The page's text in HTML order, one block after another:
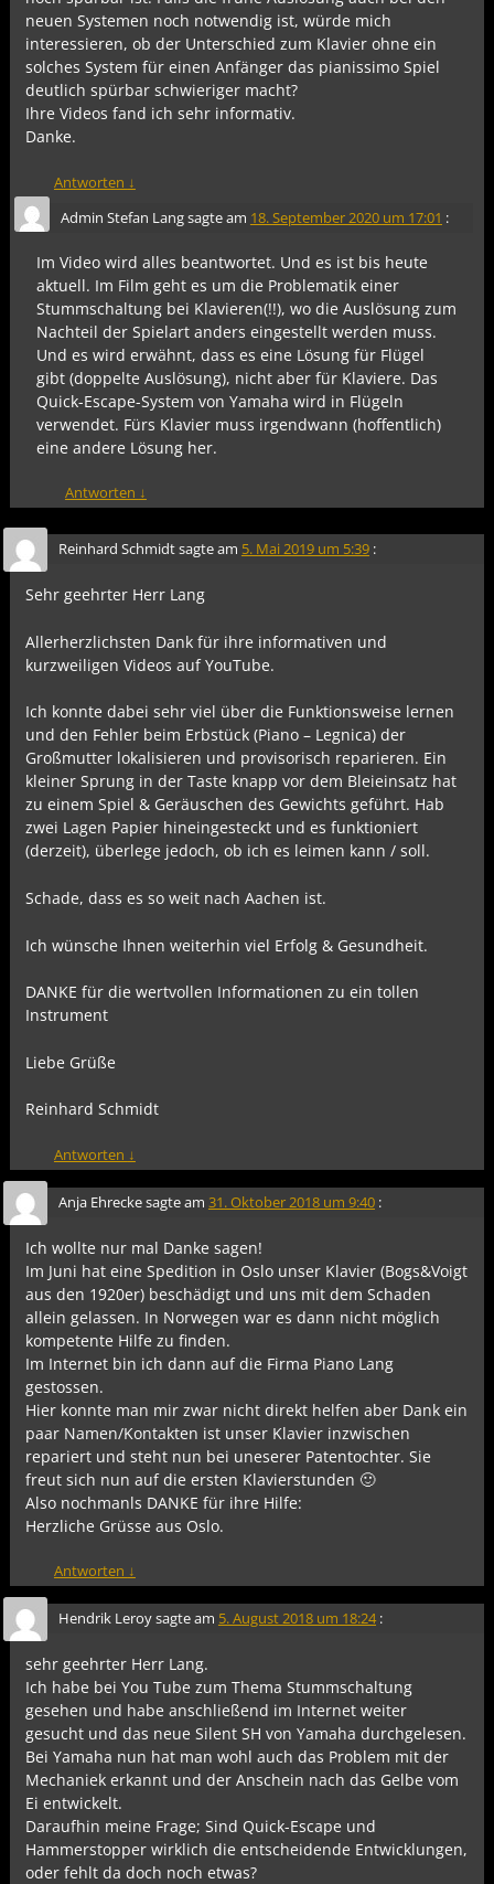
neuen Systemen noch notwendig ist, würde mich
interessieren, ob der Unterschied zum Klavier ohne ein
solches System für einen Anfänger das pianissimo Spiel
deutlich spürbar schwieriger macht?
Ihre Videos fand ich sehr informativ.
Danke.
Antworten ↓
Admin Stefan Langsagte am 18. September 2020 um 17:01 :
Im Video wird alles beantwortet. Und es ist bis heute
aktuell. Im Film geht es um die Problematik einer
Stummschaltung bei Klavieren(!!), wo die Auslösung zum
Nachteil der Spielart anders eingestellt werden muss.
Und es wird erwähnt, dass es eine Lösung für Flügel
gibt (doppelte Auslösung), nicht aber für Klaviere. Das
Quick-Escape-System von Yamaha wird in Flügeln
verwendet. Fürs Klavier muss irgendwann (hoffentlich)
eine andere Lösung her.
Antworten ↓
Reinhard Schmidtsagte am 5. Mai 2019 um 5:39 :
Sehr geehrter Herr Lang
Allerherzlichsten Dank für ihre informativen und
kurzweiligen Videos auf YouTube.
Ich konnte dabei sehr viel über die Funktionsweise lernen
und den Fehler beim Erbstück (Piano – Legnica) der
Großmutter lokalisieren und provisorisch reparieren. Ein
kleiner Sprung in der Taste knapp vor dem Bleieinsatz hat
zu einem Spiel & Geräuschen des Gewichts geführt. Hab
zwei Lagen Papier hineingesteckt und es funktioniert
(derzeit), überlege jedoch, ob ich es leimen kann / soll.
Schade, dass es so weit nach Aachen ist.
Ich wünsche Ihnen weiterhin viel Erfolg & Gesundheit.
DANKE für die wertvollen Informationen zu ein tollen
Instrument
Liebe Grüße
Reinhard Schmidt
Antworten ↓
Anja Ehreckesagte am 31. Oktober 2018 um 9:40 :
Ich wollte nur mal Danke sagen!
Im Juni hat eine Spedition in Oslo unser Klavier (Bogs&Voigt
aus den 1920er) beschädigt und uns mit dem Schaden
allein gelassen. In Norwegen war es dann nicht möglich
kompetente Hilfe zu finden.
Im Internet bin ich dann auf die Firma Piano Lang
gestossen.
Hier konnte man mir zwar nicht direkt helfen aber Dank ein
paar Namen/Kontakten ist unser Klavier inzwischen
repariert und steht nun bei uneserer Patentochter. Sie
freut sich nun auf die ersten Klavierstunden 🙂
Also nochmanls DANKE für ihre Hilfe:
Herzliche Grüsse aus Oslo.
Antworten ↓
Hendrik Leroysagte am 5. August 2018 um 18:24 :
sehr geehrter Herr Lang.
Ich habe bei You Tube zum Thema Stummschaltung
gesehen und habe anschließend im Internet weiter
gesucht und das neue Silent SH von Yamaha durchgelesen.
Bei Yamaha nun hat man wohl auch das Problem mit der
Mechaniek erkannt und der Anschein nach das Gelbe vom
Ei entwickelt.
Daraufhin meine Frage; Sind Quick-Escape und
Hammerstopper wirklich die entscheidende Entwicklungen,
oder fehlt da doch noch etwas?